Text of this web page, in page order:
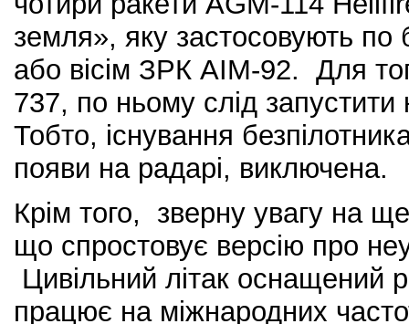
земля», яку застосовують по
або вісім ЗРК АIM-92. Для
737, по ньому слід запустити
Тобто, існування
появи на радарі, виключена.
Крім того, зверну увагу на
що спростовує версію про
Цивільний літак оснащений
працює на міжнародних